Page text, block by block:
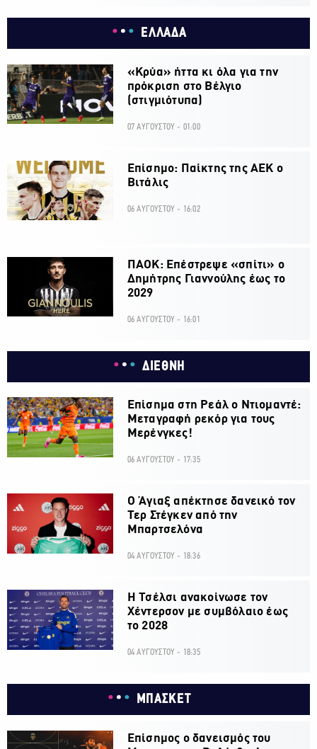
ΕΛΛΑΔΑ
«Κρύα» ήττα κι όλα για την
πρόκριση στο Βέλγιο
(στιγμιότυπα)
07 ΑΥΓΟΥΣΤΟΥ - 01:00
Επίσημο: Παίκτης της ΑΕΚ ο
Βιτάλις
06 ΑΥΓΟΥΣΤΟΥ - 16:02
ΠΑΟΚ: Επέστρεψε «σπίτι» ο
Δημήτρης Γιαννούλης έως το
2029
06 ΑΥΓΟΥΣΤΟΥ - 16:01
ΔΙΕΘΝΗ
Επίσημα στη Ρεάλ ο Ντιομαντέ:
Μεταγραφή ρεκόρ για τους
Μερένγκες!
06 ΑΥΓΟΥΣΤΟΥ - 17:35
Ο Άγιαξ απέκτησε δανεικό τον
Τερ Στέγκεν από την
Μπαρτσελόνα
04 ΑΥΓΟΥΣΤΟΥ - 18:36
H Τσέλσι ανακοίνωσε τον
Χέντερσον με συμβόλαιο έως
το 2028
04 ΑΥΓΟΥΣΤΟΥ - 18:35
ΜΠΑΣΚΕΤ
Επίσημος ο δανεισμός του